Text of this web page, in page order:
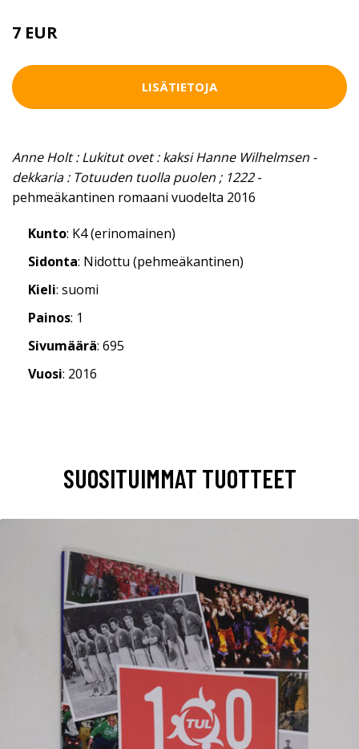
7 EUR
LISÄTIETOJA
Anne Holt : Lukitut ovet : kaksi Hanne Wilhelmsen -
dekkaria : Totuuden tuolla puolen ; 1222-
pehmeäkantinen romaani vuodelta 2016
Kunto: K4 (erinomainen)
Sidonta: Nidottu (pehmeäkantinen)
Kieli: suomi
Painos: 1
Sivumäärä: 695
Vuosi: 2016
SUOSITUIMMAT TUOTTEET